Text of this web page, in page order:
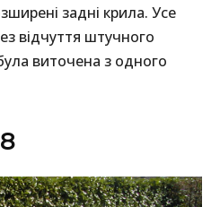
задні крила. Усе
відчуття штучного
виточена з одного